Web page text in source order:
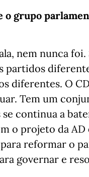
o grupo
nem nunca
partidos
diferentes. O
Tem um
se continua a
o projeto da AD
para reformar o
governar e